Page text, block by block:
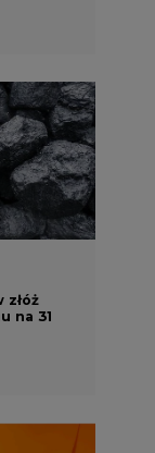
złóż
na 31